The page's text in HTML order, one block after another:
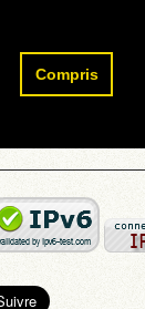
Compris
Rechercher :